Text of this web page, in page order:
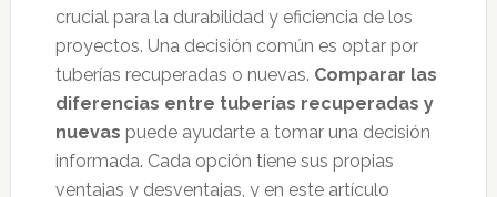
crucial para la durabilidad y eficiencia de los
proyectos. Una decisión común es optar por
tuberías recuperadas o nuevas. Comparar las
diferencias entre tuberías recuperadas y
nuevas puede ayudarte a tomar una decisión
informada. Cada opción tiene sus propias
ventajas y desventajas, y en este artículo